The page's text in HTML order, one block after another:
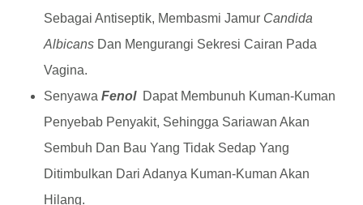
Sebagai Antiseptik, Membasmi Jamur Candida
Albicans Dan Mengurangi Sekresi Cairan Pada
Vagina.
SenyawaFenol Dapat Membunuh Kuman-Kuman
Penyebab Penyakit, Sehingga Sariawan Akan
Sembuh Dan Bau Yang Tidak Sedap Yang
Ditimbulkan Dari Adanya Kuman-Kuman Akan
Hilang.